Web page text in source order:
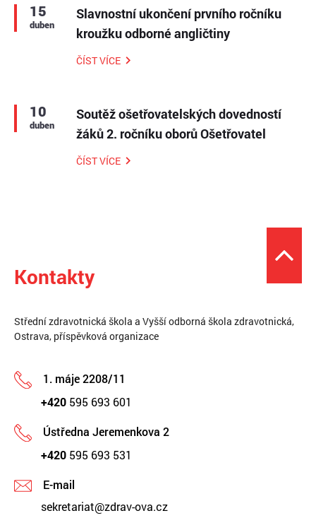
15
duben
Slavnostní ukončení prvního ročníku
kroužku odborné angličtiny
ČÍST VÍCE
10
duben
Soutěž ošetřovatelských dovedností
žáků 2. ročníku oborů Ošetřovatel
ČÍST VÍCE
Kontakty
Střední zdravotnická škola a Vyšší odborná škola zdravotnická,
Ostrava, příspěvková organizace
1. máje 2208/11
+420 595 693 601
Ústředna Jeremenkova 2
+420 595 693 531
E-mail
sekretariat@zdrav-ova.cz